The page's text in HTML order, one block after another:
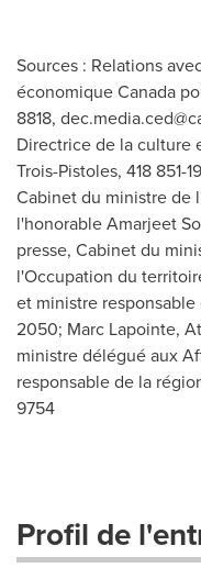
Sources : Relations
économique Canada
8818,
Directrice de la culture
Trois-Pistoles, 418 851-
Cabinet du ministre de
l'honorable Amarjeet
presse, Cabinet du
l'Occupation du
et ministre responsable
2050; Marc Lapointe,
ministre délégué aux
responsable de la
9754
Profil de